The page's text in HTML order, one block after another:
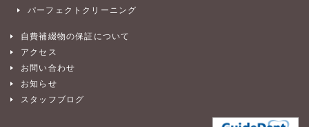
パーフェクトクリーニング
自費補綴物の保証について
アクセス
お問い合わせ
お知らせ
スタッフブログ